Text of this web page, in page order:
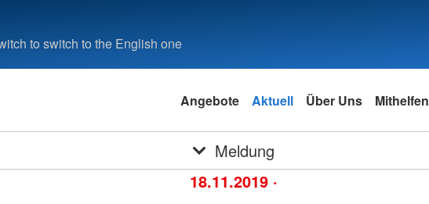
to switch to the English one
Angebote Aktuell Über Uns Mithelfen
Meldung
18.11.2019 ·